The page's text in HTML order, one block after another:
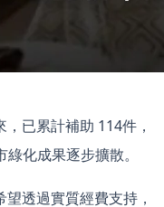
已累計補助 114件，
化成果逐步擴散。
透過實質經費支持，